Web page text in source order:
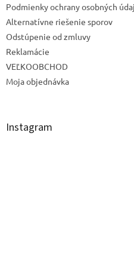
Podmienky ochrany osobných
Alternatívne riešenie sporov
Odstúpenie od zmluvy
Reklamácie
VEĽKOOBCHOD
Moja objednávka
Instagram